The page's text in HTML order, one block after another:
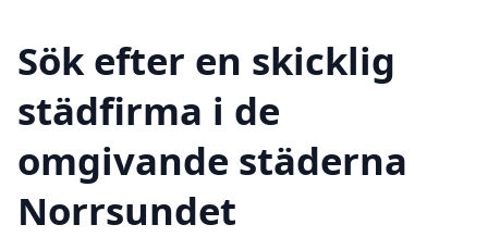
Sök efter en skicklig
städfirma i de
omgivande städerna
Norrsundet